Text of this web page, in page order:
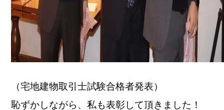
（宅地建物取引士試験合格者発表）
恥ずかしながら、私も表彰して頂きました！